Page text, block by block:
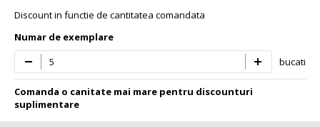
Numar de exemplare
bucati
Discount in functie de cantitatea comandata
Comanda o canitate mai mare pentru discounturi
suplimentare